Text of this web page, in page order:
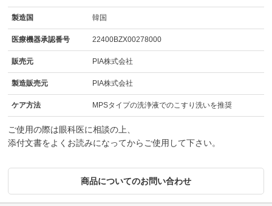
製造国 韓国
医療機器承認番号 22400BZX00278000
販売元 PIA株式会社
製造販売元 PIA株式会社
ケア方法 MPSタイプの洗浄液でのこすり洗いを推奨
ご使用の際は眼科医に相談の上、
添付文書をよくお読みになってからご使用して下さい。
商品についてのお問い合わせ